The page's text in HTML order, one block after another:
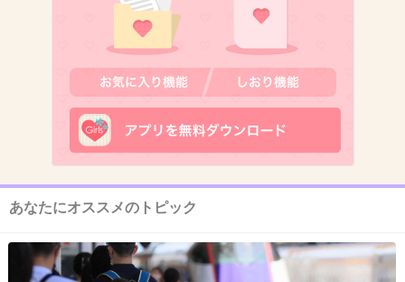
この人を誹謗中傷することある？？
+80
2013/07/17(水) 21:34:55
この人見ると、歌より何より
安西ひろこがチラつきまくるのは私だけ？？
あなたにオススメのトピック